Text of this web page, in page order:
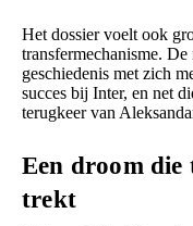
Het dossier voelt ook
transfermechanisme.
geschiedenis met zich
succes bij Inter, en net
terugkeer van
Een droom
trekt